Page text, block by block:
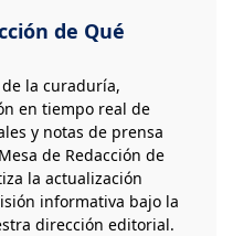
de Qué
la curaduría,
en tiempo real de
y notas de prensa
de Redacción de
la actualización
informativa bajo la
dirección editorial.